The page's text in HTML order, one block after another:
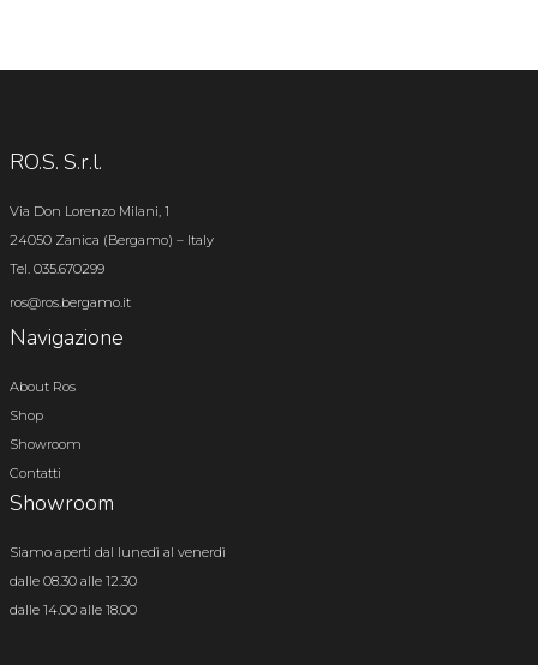
RO.S. S.r.l.
Via Don Lorenzo Milani, 1
24050 Zanica (Bergamo) – Italy
Tel. 035.670299
ros@ros.bergamo.it
Navigazione
About Ros
Shop
Showroom
Contatti
Showroom
Siamo aperti dal lunedì al venerdì
dalle 08.30 alle 12.30
dalle 14.00 alle 18.00